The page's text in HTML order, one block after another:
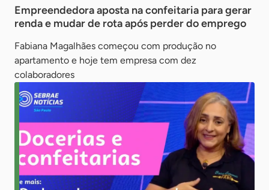
Empreendedora aposta na confeitaria para gerar
renda e mudar de rota após perder do emprego
Fabiana Magalhães começou com produção no
apartamento e hoje tem empresa com dez
colaboradores